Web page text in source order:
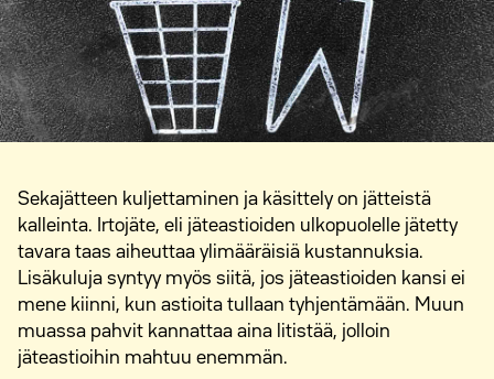
Sekajätteen kuljettaminen ja käsittely on jätteistä
kalleinta. Irtojäte, eli jäteastioiden ulkopuolelle jätetty
tavara taas aiheuttaa ylimääräisiä kustannuksia.
Lisäkuluja syntyy myös siitä, jos jäteastioiden kansi ei
mene kiinni, kun astioita tullaan tyhjentämään. Muun
muassa pahvit kannattaa aina litistää, jolloin
jäteastioihin mahtuu enemmän.